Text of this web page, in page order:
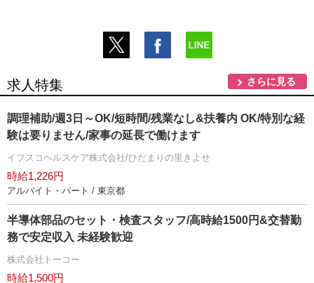
求人特集 さらに見る
調理補助/週3日～OK/短時間/残業なし&扶養内 OK/特別な経
験は要りません/家事の延長で働けます
イフスコヘルスケア株式会社/ひだまりの里きよせ
時給1,226円
アルバイト・パート / 東京都
半導体部品のセット・検査スタッフ/高時給1500円&交替勤
務で安定収入 未経験歓迎
株式会社トーコー
時給1,500円